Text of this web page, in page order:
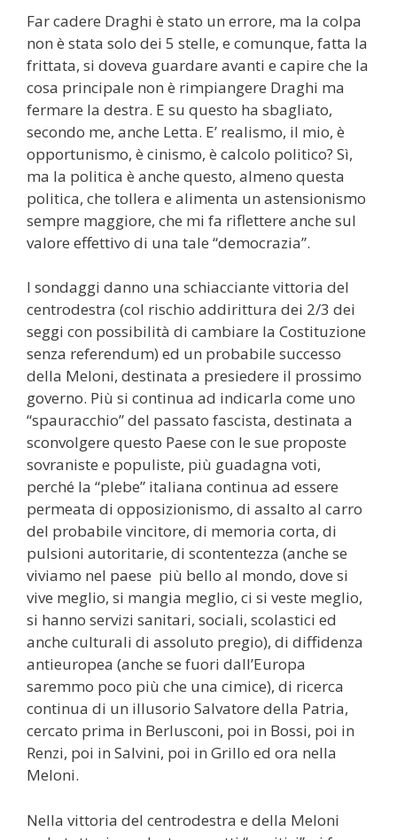
Far cadere Draghi è stato un errore, ma la colpa
non è stata solo dei 5 stelle, e comunque, fatta la
frittata, si doveva guardare avanti e capire che la
cosa principale non è rimpiangere Draghi ma
fermare la destra. E su questo ha sbagliato,
secondo me, anche Letta. E’ realismo, il mio, è
opportunismo, è cinismo, è calcolo politico? Sì,
ma la politica è anche questo, almeno questa
politica, che tollera e alimenta un astensionismo
sempre maggiore, che mi fa riflettere anche sul
valore effettivo di una tale “democrazia”.
I sondaggi danno una schiacciante vittoria del
centrodestra (col rischio addirittura dei 2/3 dei
seggi con possibilità di cambiare la Costituzione
senza referendum) ed un probabile successo
della Meloni, destinata a presiedere il prossimo
governo. Più si continua ad indicarla come uno
“spauracchio” del passato fascista, destinata a
sconvolgere questo Paese con le sue proposte
sovraniste e populiste, più guadagna voti,
perché la “plebe” italiana continua ad essere
permeata di opposizionismo, di assalto al carro
del probabile vincitore, di memoria corta, di
pulsioni autoritarie, di scontentezza (anche se
viviamo nel paese più bello al mondo, dove si
vive meglio, si mangia meglio, ci si veste meglio,
si hanno servizi sanitari, sociali, scolastici ed
anche culturali di assoluto pregio), di diffidenza
antieuropea (anche se fuori dall’Europa
saremmo poco più che una cimice), di ricerca
continua di un illusorio Salvatore della Patria,
cercato prima in Berlusconi, poi in Bossi, poi in
Renzi, poi in Salvini, poi in Grillo ed ora nella
Meloni.
Nella vittoria del centrodestra e della Meloni